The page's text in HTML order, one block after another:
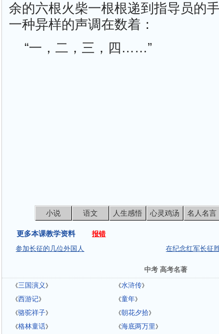
余的六根火柴一根根递到指导员的
一种异样的声调在数着：
“一，二，三，四……”
小说 语文 人生感悟 心灵鸡汤 名人名言
更多本课教学资料报错
参加长征的几位外国人
在纪念红军长征
中考 高考名著
《三国演义 》 《水浒传》
《西游记》 《童年》
《骆驼祥子》 《朝花夕拾》
《格林童话》 《海底两万里 》